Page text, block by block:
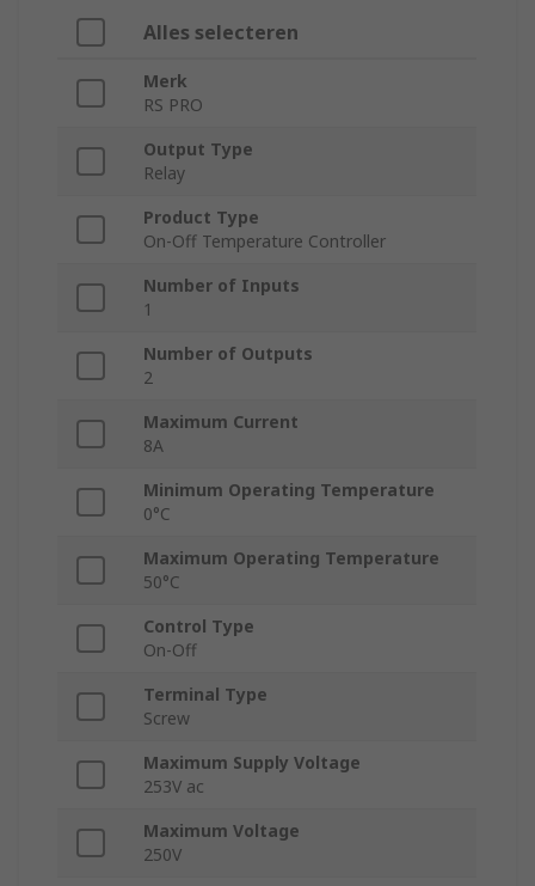
Alles selecteren
Merk
RS PRO
Output Type
Relay
Product Type
On-Off Temperature Controller
Number of Inputs
1
Number of Outputs
2
Maximum Current
8A
Minimum Operating Temperature
0°C
Maximum Operating Temperature
50°C
Control Type
On-Off
Terminal Type
Screw
Maximum Supply Voltage
253V ac
Maximum Voltage
250V